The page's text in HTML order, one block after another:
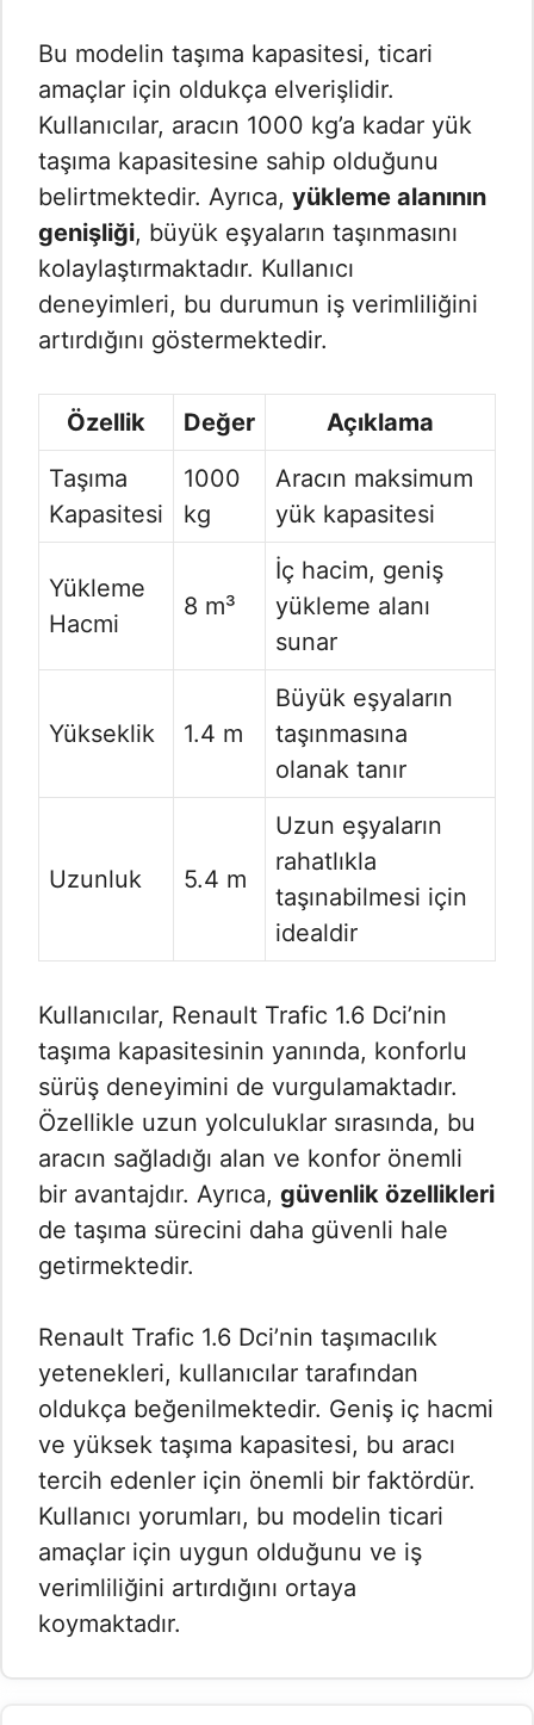
Bu modelin taşıma kapasitesi, ticari
amaçlar için oldukça elverişlidir.
Kullanıcılar, aracın 1000 kg’a kadar yük
taşıma kapasitesine sahip olduğunu
belirtmektedir. Ayrıca, yükleme alanının
genişliği, büyük eşyaların taşınmasını
kolaylaştırmaktadır. Kullanıcı
deneyimleri, bu durumun iş verimliliğini
artırdığını göstermektedir.
Özellik Değer
Açıklama
Taşıma
Kapasitesi
1000
kg
Aracın maksimum
yük kapasitesi
Yükleme
Hacmi
8 m³
İç hacim, geniş
yükleme alanı
sunar
Yükseklik 1.4 m
Büyük eşyaların
taşınmasına
olanak tanır
Uzunluk 5.4 m
Uzun eşyaların
rahatlıkla
taşınabilmesi için
idealdir
Kullanıcılar, Renault Trafic 1.6 Dci’nin
taşıma kapasitesinin yanında, konforlu
sürüş deneyimini de vurgulamaktadır.
Özellikle uzun yolculuklar sırasında, bu
aracın sağladığı alan ve konfor önemli
bir avantajdır. Ayrıca, güvenlik özellikleri
de taşıma sürecini daha güvenli hale
getirmektedir.
Renault Trafic 1.6 Dci’nin taşımacılık
yetenekleri, kullanıcılar tarafından
oldukça beğenilmektedir. Geniş iç hacmi
ve yüksek taşıma kapasitesi, bu aracı
tercih edenler için önemli bir faktördür.
Kullanıcı yorumları, bu modelin ticari
amaçlar için uygun olduğunu ve iş
verimliliğini artırdığını ortaya
koymaktadır.